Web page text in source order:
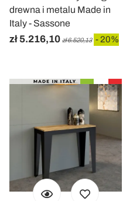
drewna i metalu Made in
Italy - Sassone
zł 5.216,10 zł 6.520,13 - 20%